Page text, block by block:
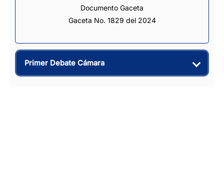
Documento Gaceta
Gaceta No. 1829 del 2024
Primer Debate Cámara